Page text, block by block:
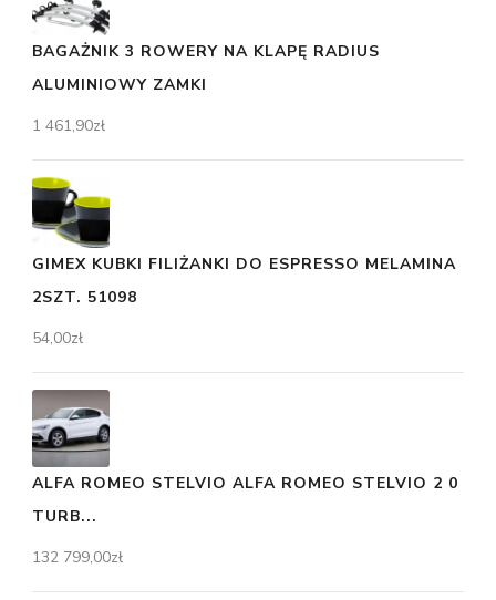
BAGAŻNIK 3 ROWERY NA KLAPĘ RADIUS
ALUMINIOWY ZAMKI
1 461,90zł
GIMEX KUBKI FILIŻANKI DO ESPRESSO MELAMINA
2SZT. 51098
54,00zł
ALFA ROMEO STELVIO ALFA ROMEO STELVIO 2 0
TURB...
132 799,00zł